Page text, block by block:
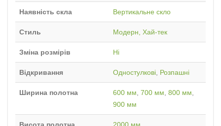
Наявність скла Вертикальне скло
Стиль Модерн, Хай-тек
Зміна розмірів Ні
Відкривання Одностулкові, Розпашні
Ширина полотна 600 мм, 700 мм, 800 мм,
900 мм